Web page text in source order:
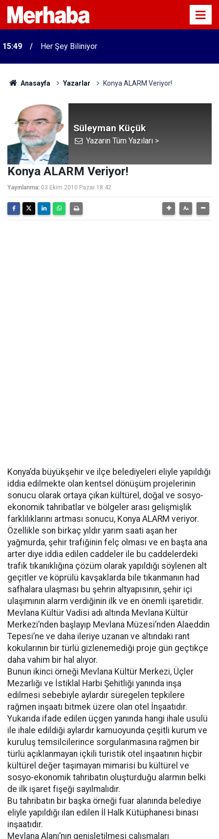
15:49 Her Şey Biliniyor
Anasayfa Yazarlar Konya ALARM Veriyor!
Süleyman Küçük
Yazarın Tüm Yazıları >
Konya ALARM Veriyor!
Yayınlanma: 03 Ekim 2010 Pazar 18:42
Konya’da büyükşehir ve ilçe belediyeleri eliyle yapıldığı
iddia edilmekte olan kentsel dönüşüm projelerinin
sonucu olarak ortaya çıkan kültürel, doğal ve sosyo-
ekonomik tahribatlar ve bölgeler arası gelişmişlik
farklılıklarını artması sonucu, Konya ALARM veriyor.
Özellikle son birkaç yıldır yarım saati aşan her
yağmurda, şehir trafiğinin felç olması ve en başta ana
arter diye iddia edilen caddeler ile bu caddelerdeki
trafik tıkanıklığına çözüm olarak yapıldığı söylenen alt
geçitler ve köprülü kavşaklarda bile tıkanmanın had
safhalara ulaşması bu şehrin altyapısının, şehir içi
ulaşımının alarm verdiğinin ilk ve en önemli işaretidir.
Mevlana Kültür Vadisi adı altında Mevlana Kültür
Merkezi’nden başlayıp Mevlana Müzesi’nden Alaeddin
Tepesi’ne ve daha ileriye uzanan ve altındaki rant
kokularının bir türlü gizlenemediği proje gün geçtikçe
daha vahim bir hal alıyor.
Bunun ikinci örneği Mevlana Kültür Merkezi, Üçler
Mezarlığı ve İstiklal Harbi Şehitliği yanında inşa
edilmesi sebebiyle aylardır süregelen tepkilere
rağmen inşaatı bitmek üzere olan otel İnşaatıdır.
Yukarıda ifade edilen üçgen yanında hangi ihale usulü
ile ihale edildiği aylardır kamuoyunda çeşitli kurum ve
kuruluş temsilcilerince sorgulanmasına rağmen bir
türlü açıklanmayan içkili turistik otel inşaatının hiçbir
kültürel değer taşımayan mimarisi bu kültürel ve
sosyo-ekonomik tahribatın oluşturduğu alarmın belki
de ilk işaret fişeği sayılmalıdır.
Bu tahribatın bir başka örneği fuar alanında belediye
eliyle yapıldığı ilan edilen İl Halk Kütüphanesi binası
inşaatıdır.
Mevlana Alanı’nın genişletilmesi çalışmaları